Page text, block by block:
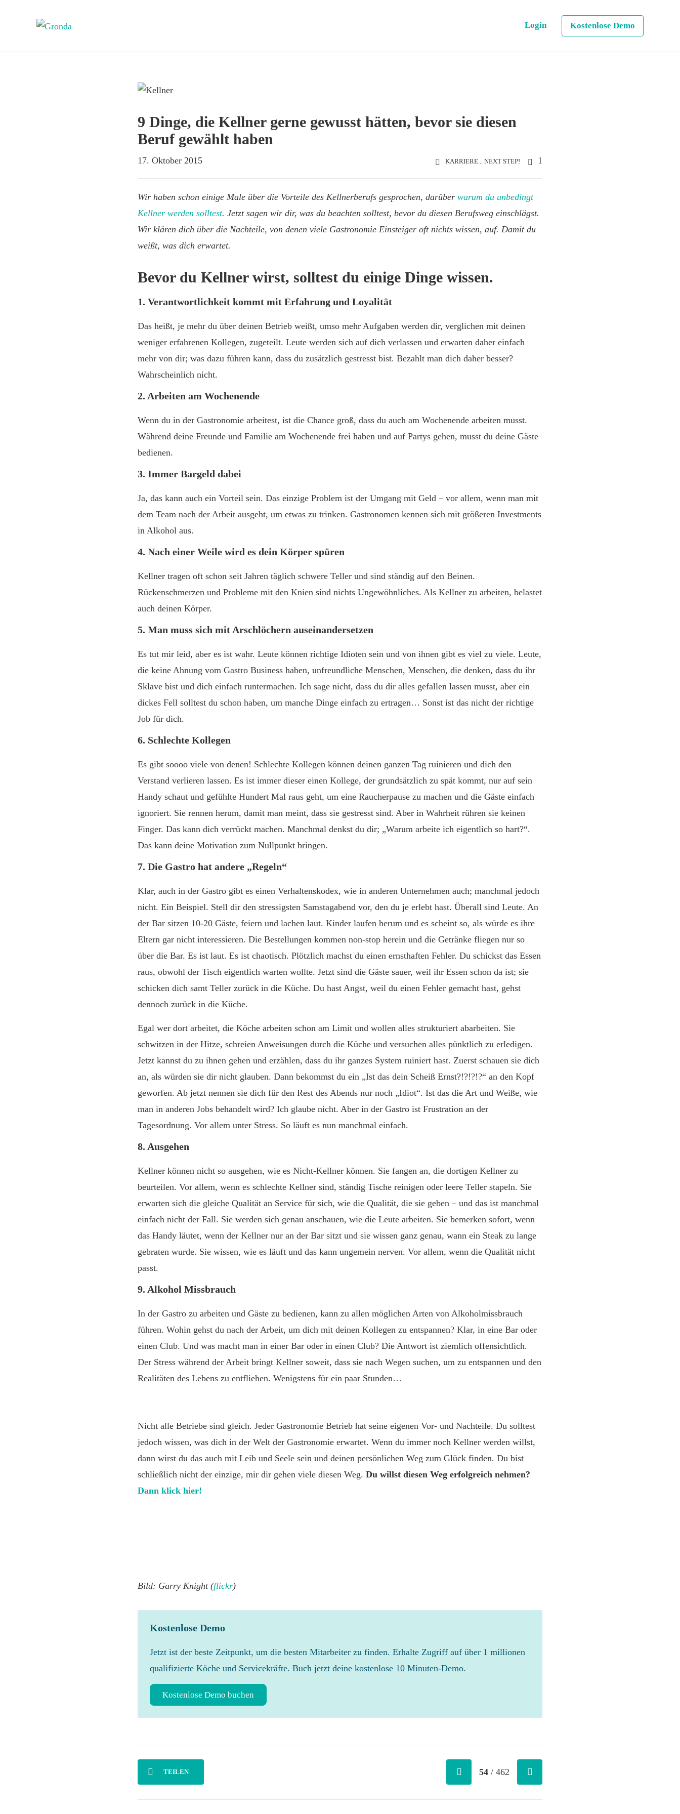
Login Kostenlose Demo
9 Dinge, die Kellner gerne gewusst hätten, bevor sie diesen
Beruf gewählt haben
17. Oktober 2015 KARRIERE... NEXT STEP! 1
Wir haben schon einige Male über die Vorteile des Kellnerberufs gesprochen, darüber warum du unbedingt
Kellner werden solltest. Jetzt sagen wir dir, was du beachten solltest, bevor du diesen Berufsweg einschlägst.
Wir klären dich über die Nachteile, von denen viele Gastronomie Einsteiger oft nichts wissen, auf. Damit du
weißt, was dich erwartet.
Bevor du Kellner wirst, solltest du einige Dinge wissen.
1. Verantwortlichkeit kommt mit Erfahrung und Loyalität
Das heißt, je mehr du über deinen Betrieb weißt, umso mehr Aufgaben werden dir, verglichen mit deinen
weniger erfahrenen Kollegen, zugeteilt. Leute werden sich auf dich verlassen und erwarten daher einfach
mehr von dir; was dazu führen kann, dass du zusätzlich gestresst bist. Bezahlt man dich daher besser?
Wahrscheinlich nicht.
2. Arbeiten am Wochenende
Wenn du in der Gastronomie arbeitest, ist die Chance groß, dass du auch am Wochenende arbeiten musst.
Während deine Freunde und Familie am Wochenende frei haben und auf Partys gehen, musst du deine Gäste
bedienen.
3. Immer Bargeld dabei
Ja, das kann auch ein Vorteil sein. Das einzige Problem ist der Umgang mit Geld – vor allem, wenn man mit
dem Team nach der Arbeit ausgeht, um etwas zu trinken. Gastronomen kennen sich mit größeren Investments
in Alkohol aus.
4. Nach einer Weile wird es dein Körper spüren
Kellner tragen oft schon seit Jahren täglich schwere Teller und sind ständig auf den Beinen.
Rückenschmerzen und Probleme mit den Knien sind nichts Ungewöhnliches. Als Kellner zu arbeiten, belastet
auch deinen Körper.
5. Man muss sich mit Arschlöchern auseinandersetzen
Es tut mir leid, aber es ist wahr. Leute können richtige Idioten sein und von ihnen gibt es viel zu viele. Leute,
die keine Ahnung vom Gastro Business haben, unfreundliche Menschen, Menschen, die denken, dass du ihr
Sklave bist und dich einfach runtermachen. Ich sage nicht, dass du dir alles gefallen lassen musst, aber ein
dickes Fell solltest du schon haben, um manche Dinge einfach zu ertragen… Sonst ist das nicht der richtige
Job für dich.
6. Schlechte Kollegen
Es gibt soooo viele von denen! Schlechte Kollegen können deinen ganzen Tag ruinieren und dich den
Verstand verlieren lassen. Es ist immer dieser einen Kollege, der grundsätzlich zu spät kommt, nur auf sein
Handy schaut und gefühlte Hundert Mal raus geht, um eine Raucherpause zu machen und die Gäste einfach
ignoriert. Sie rennen herum, damit man meint, dass sie gestresst sind. Aber in Wahrheit rühren sie keinen
Finger. Das kann dich verrückt machen. Manchmal denkst du dir; „Warum arbeite ich eigentlich so hart?“.
Das kann deine Motivation zum Nullpunkt bringen.
7. Die Gastro hat andere „Regeln“
Klar, auch in der Gastro gibt es einen Verhaltenskodex, wie in anderen Unternehmen auch; manchmal jedoch
nicht. Ein Beispiel. Stell dir den stressigsten Samstagabend vor, den du je erlebt hast. Überall sind Leute. An
der Bar sitzen 10-20 Gäste, feiern und lachen laut. Kinder laufen herum und es scheint so, als würde es ihre
Eltern gar nicht interessieren. Die Bestellungen kommen non-stop herein und die Getränke fliegen nur so
über die Bar. Es ist laut. Es ist chaotisch. Plötzlich machst du einen ernsthaften Fehler. Du schickst das Essen
raus, obwohl der Tisch eigentlich warten wollte. Jetzt sind die Gäste sauer, weil ihr Essen schon da ist; sie
schicken dich samt Teller zurück in die Küche. Du hast Angst, weil du einen Fehler gemacht hast, gehst
dennoch zurück in die Küche.
Egal wer dort arbeitet, die Köche arbeiten schon am Limit und wollen alles strukturiert abarbeiten. Sie
schwitzen in der Hitze, schreien Anweisungen durch die Küche und versuchen alles pünktlich zu erledigen.
Jetzt kannst du zu ihnen gehen und erzählen, dass du ihr ganzes System ruiniert hast. Zuerst schauen sie dich
an, als würden sie dir nicht glauben. Dann bekommst du ein „Ist das dein Scheiß Ernst?!?!?!?“ an den Kopf
geworfen. Ab jetzt nennen sie dich für den Rest des Abends nur noch „Idiot“. Ist das die Art und Weiße, wie
man in anderen Jobs behandelt wird? Ich glaube nicht. Aber in der Gastro ist Frustration an der
Tagesordnung. Vor allem unter Stress. So läuft es nun manchmal einfach.
8. Ausgehen
Kellner können nicht so ausgehen, wie es Nicht-Kellner können. Sie fangen an, die dortigen Kellner zu
beurteilen. Vor allem, wenn es schlechte Kellner sind, ständig Tische reinigen oder leere Teller stapeln. Sie
erwarten sich die gleiche Qualität an Service für sich, wie die Qualität, die sie geben – und das ist manchmal
einfach nicht der Fall. Sie werden sich genau anschauen, wie die Leute arbeiten. Sie bemerken sofort, wenn
das Handy läutet, wenn der Kellner nur an der Bar sitzt und sie wissen ganz genau, wann ein Steak zu lange
gebraten wurde. Sie wissen, wie es läuft und das kann ungemein nerven. Vor allem, wenn die Qualität nicht
passt.
9. Alkohol Missbrauch
In der Gastro zu arbeiten und Gäste zu bedienen, kann zu allen möglichen Arten von Alkoholmissbrauch
führen. Wohin gehst du nach der Arbeit, um dich mit deinen Kollegen zu entspannen? Klar, in eine Bar oder
einen Club. Und was macht man in einer Bar oder in einen Club? Die Antwort ist ziemlich offensichtlich.
Der Stress während der Arbeit bringt Kellner soweit, dass sie nach Wegen suchen, um zu entspannen und den
Realitäten des Lebens zu entfliehen. Wenigstens für ein paar Stunden…
Nicht alle Betriebe sind gleich. Jeder Gastronomie Betrieb hat seine eigenen Vor- und Nachteile. Du solltest
jedoch wissen, was dich in der Welt der Gastronomie erwartet. Wenn du immer noch Kellner werden willst,
dann wirst du das auch mit Leib und Seele sein und deinen persönlichen Weg zum Glück finden. Du bist
schließlich nicht der einzige, mir dir gehen viele diesen Weg. Du willst diesen Weg erfolgreich nehmen?
Dann klick hier!
Bild: Garry Knight (flickr)
Kostenlose Demo
Jetzt ist der beste Zeitpunkt, um die besten Mitarbeiter zu finden. Erhalte Zugriff auf über 1 millionen
qualifizierte Köche und Servicekräfte. Buch jetzt deine kostenlose 10 Minuten-Demo.
Kostenlose Demo buchen
TEILEN 54 / 462